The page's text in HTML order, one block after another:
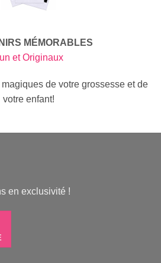
MÉMORABLES
et Originaux
de votre grossesse et de
votre enfant!
en exclusivité !